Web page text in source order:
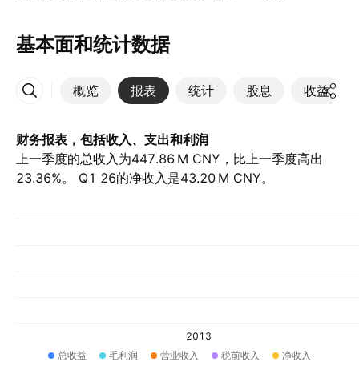
基本面和统计数据
概览 报表 统计 股息 收益
更多
财务报表，包括收入、支出和利润
上一季度的总收入为‪447.86 M‬ CNY，比上一季度高出
23.36%。 Q1 26的净收入是‪43.20 M‬ CNY。
2013
总收益
毛利润 营业收入 税前收入 净收入